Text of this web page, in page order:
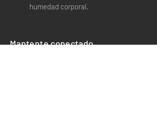
humedad corporal.
Mantente conectado